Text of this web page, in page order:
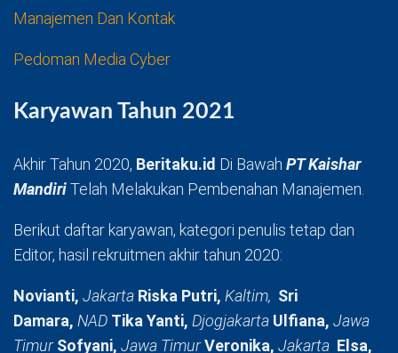
Manajemen Dan Kontak
Pedoman Media Cyber
Karyawan Tahun 2021
Akhir Tahun 2020, Beritaku.id Di Bawah PT Kaishar
MandiriTelah Melakukan Pembenahan Manajemen.
Berikut daftar karyawan, kategori penulis tetap dan
Editor, hasil rekruitmen akhir tahun 2020:
Novianti, Jakarta Riska Putri, Kaltim, Sri
Damara, NAD Tika Yanti, Djogjakarta Ulfiana, Jawa
TimurSofyani, Jawa TimurVeronika, Jakarta Elsa,